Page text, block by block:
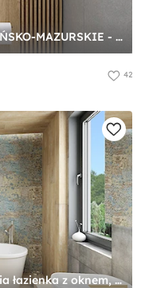
PROJEKT WNĘTRZ - WOJ. WARMIŃSKO-MAZURSKIE - Średnia łazienka z oknem, styl nowoczesny - zdjęcie od AM BUTOR ARCHITEKCI
42
Ł A Z I N K A ° K Ę P N O ° - Średnia łazienka z oknem, styl nowoczesny - zdjęcie od ARCHISTIK Studio Projektowe